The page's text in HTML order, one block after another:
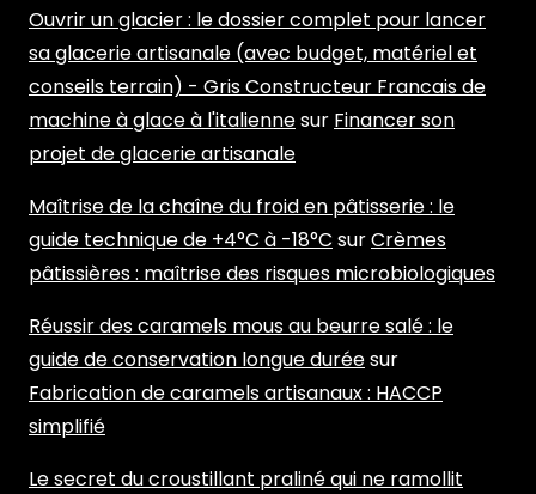
Ouvrir un glacier : le dossier complet pour lancer
sa glacerie artisanale (avec budget, matériel et
conseils terrain) - Gris Constructeur Francais de
machine à glace à l'italiennesur Financer son
projet de glacerie artisanale
Maîtrise de la chaîne du froid en pâtisserie : le
guide technique de +4°C à -18°C surCrèmes
pâtissières : maîtrise des risques microbiologiques
Réussir des caramels mous au beurre salé : le
guide de conservation longue duréesur
Fabrication de caramels artisanaux : HACCP
simplifié
Le secret du croustillant praliné qui ne ramollit